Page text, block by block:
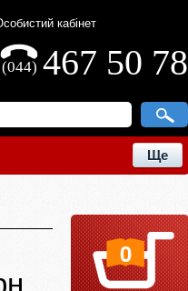
кабінет
467 50 78
(044)
Ще
0